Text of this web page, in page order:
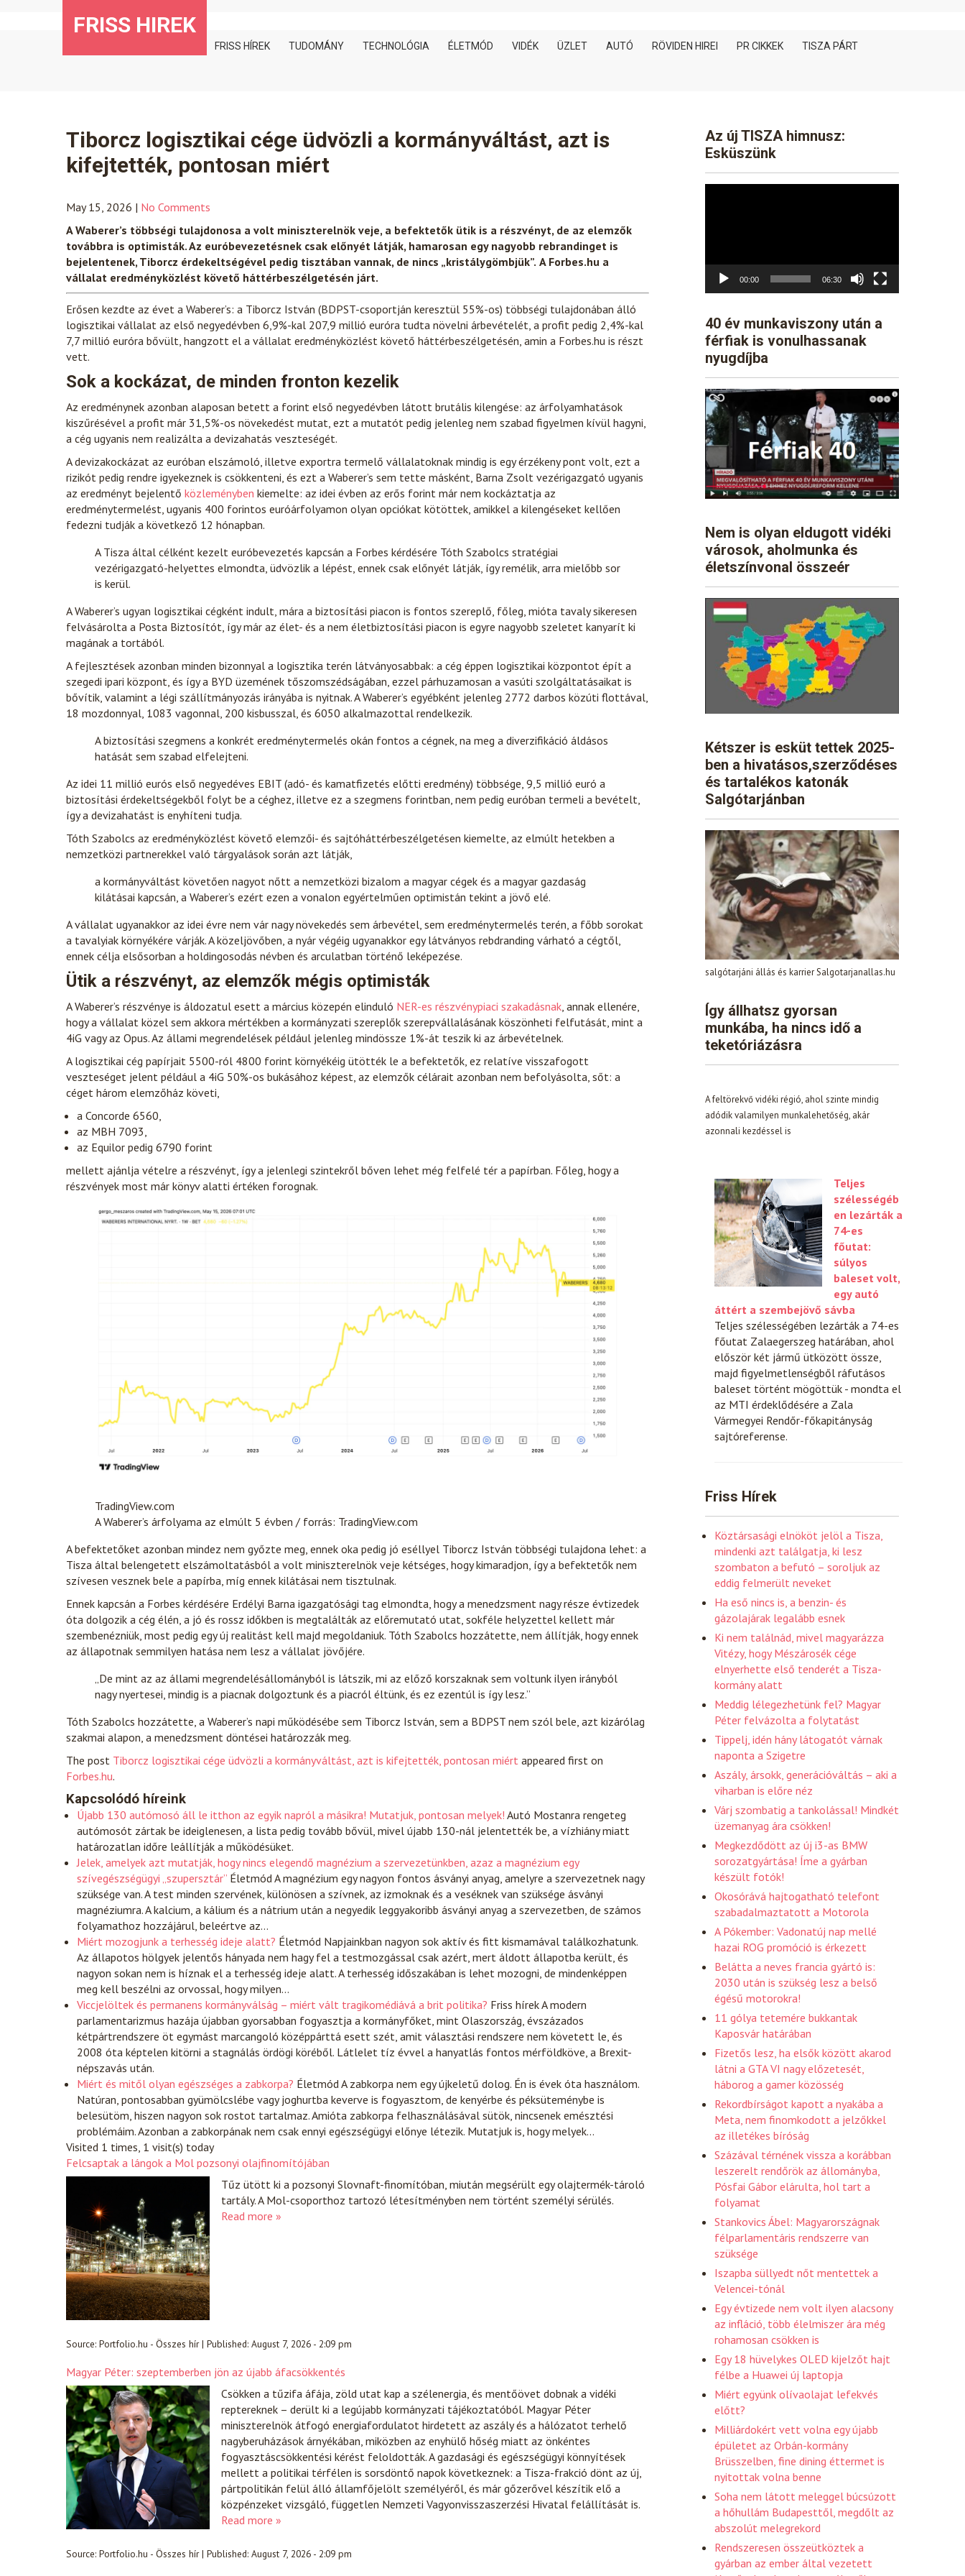
FRISS HIREK
FRISS HÍREK TUDOMÁNY TECHNOLÓGIA ÉLETMÓD VIDÉK ÜZLET AUTÓ RÖVIDEN HIREI PR CIKKEK TISZA PÁRT
Tiborcz logisztikai cége üdvözli a kormányváltást, azt is
kifejtették, pontosan miért
May 15, 2026 | No Comments
A Waberer’s többségi tulajdonosa a volt miniszterelnök veje, a befektetők ütik is a részvényt, de az elemzők
továbbra is optimisták. Az euróbevezetésnek csak előnyét látják, hamarosan egy nagyobb rebrandinget is
bejelentenek, Tiborcz érdekeltségével pedig tisztában vannak, de nincs „kristálygömbjük”. A Forbes.hu a
vállalat eredményközlést követő háttérbeszélgetésén járt.
Erősen kezdte az évet a Waberer’s: a Tiborcz István (BDPST-csoportján keresztül 55%-os) többségi tulajdonában álló
logisztikai vállalat az első negyedévben 6,9%-kal 207,9 millió euróra tudta növelni árbevételét, a profit pedig 2,4%-kal
7,7 millió euróra bővült, hangzott el a vállalat eredményközlést követő háttérbeszélgetésén, amin a Forbes.hu is részt
vett.
Sok a kockázat, de minden fronton kezelik
Az eredménynek azonban alaposan betett a forint első negyedévben látott brutális kilengése: az árfolyamhatások
kiszűrésével a profit már 31,5%-os növekedést mutat, ezt a mutatót pedig jelenleg nem szabad figyelmen kívül hagyni,
a cég ugyanis nem realizálta a devizahatás veszteségét.
A devizakockázat az euróban elszámoló, illetve exportra termelő vállalatoknak mindig is egy érzékeny pont volt, ezt a
rizikót pedig rendre igyekeznek is csökkenteni, és ezt a Waberer’s sem tette másként, Barna Zsolt vezérigazgató ugyanis
az eredményt bejelentő közleményben kiemelte: az idei évben az erős forint már nem kockáztatja az
eredménytermelést, ugyanis 400 forintos euróárfolyamon olyan opciókat kötöttek, amikkel a kilengéseket kellően
fedezni tudják a következő 12 hónapban.
A Tisza által célként kezelt euróbevezetés kapcsán a Forbes kérdésére Tóth Szabolcs stratégiai
vezérigazgató-helyettes elmondta, üdvözlik a lépést, ennek csak előnyét látják, így remélik, arra mielőbb sor
is kerül.
A Waberer’s ugyan logisztikai cégként indult, mára a biztosítási piacon is fontos szereplő, főleg, mióta tavaly sikeresen
felvásárolta a Posta Biztosítót, így már az élet- és a nem életbiztosítási piacon is egyre nagyobb szeletet kanyarít ki
magának a tortából.
A fejlesztések azonban minden bizonnyal a logisztika terén látványosabbak: a cég éppen logisztikai központot épít a
szegedi ipari központ, és így a BYD üzemének tőszomszédságában, ezzel párhuzamosan a vasúti szolgáltatásaikat is
bővítik, valamint a légi szállítmányozás irányába is nyitnak. A Waberer’s egyébként jelenleg 2772 darbos közúti flottával,
18 mozdonnyal, 1083 vagonnal, 200 kisbusszal, és 6050 alkalmazottal rendelkezik.
A biztosítási szegmens a konkrét eredménytermelés okán fontos a cégnek, na meg a diverzifikáció áldásos
hatását sem szabad elfelejteni.
Az idei 11 millió eurós első negyedéves EBIT (adó- és kamatfizetés előtti eredmény) többsége, 9,5 millió euró a
biztosítási érdekeltségekből folyt be a céghez, illetve ez a szegmens forintban, nem pedig euróban termeli a bevételt,
így a devizahatást is enyhíteni tudja.
Tóth Szabolcs az eredményközlést követő elemzői- és sajtóháttérbeszélgetésen kiemelte, az elmúlt hetekben a
nemzetközi partnerekkel való tárgyalások során azt látják,
a kormányváltást követően nagyot nőtt a nemzetközi bizalom a magyar cégek és a magyar gazdaság
kilátásai kapcsán, a Waberer’s ezért ezen a vonalon egyértelműen optimistán tekint a jövő elé.
A vállalat ugyanakkor az idei évre nem vár nagy növekedés sem árbevétel, sem eredménytermelés terén, a főbb sorokat
a tavalyiak környékére várják. A közeljövőben, a nyár végéig ugyanakkor egy látványos rebdranding várható a cégtől,
ennek célja elsősorban a holdingosodás névben és arculatban történő leképezése.
Ütik a részvényt, az elemzők mégis optimisták
A Waberer’s részvénye is áldozatul esett a március közepén elinduló NER-es részvénypiaci szakadásnak, annak ellenére,
hogy a vállalat közel sem akkora mértékben a kormányzati szereplők szerepvállalásának köszönheti felfutását, mint a
4iG vagy az Opus. Az állami megrendelések például jelenleg mindössze 1%-át teszik ki az árbevételnek.
A logisztikai cég papírjait 5500-ról 4800 forint környékéig ütötték le a befektetők, ez relatíve visszafogott
veszteséget jelent például a 4iG 50%-os bukásához képest, az elemzők célárait azonban nem befolyásolta, sőt: a
céget három elemzőház követi,
a Concorde 6560,
az MBH 7093,
az Equilor pedig 6790 forint
mellett ajánlja vételre a részvényt, így a jelenlegi szintekről bőven lehet még felfelé tér a papírban. Főleg, hogy a
részvények most már könyv alatti értéken forognak.
TradingView.com
A Waberer’s árfolyama az elmúlt 5 évben / forrás: TradingView.com
A befektetőket azonban mindez nem győzte meg, ennek oka pedig jó eséllyel Tiborcz István többségi tulajdona lehet: a
Tisza által belengetett elszámoltatásból a volt miniszterelnök veje kétséges, hogy kimaradjon, így a befektetők nem
szívesen vesznek bele a papírba, míg ennek kilátásai nem tisztulnak.
Ennek kapcsán a Forbes kérdésére Erdélyi Barna igazgatósági tag elmondta, hogy a menedzsment nagy része évtizedek
óta dolgozik a cég élén, a jó és rossz időkben is megtalálták az előremutató utat, sokféle helyzettel kellett már
szembenézniük, most pedig egy új realitást kell majd megoldaniuk. Tóth Szabolcs hozzátette, nem állítják, hogy ennek
az állapotnak semmilyen hatása nem lesz a vállalat jövőjére.
„De mint az az állami megrendelésállományból is látszik, mi az előző korszaknak sem voltunk ilyen irányból
nagy nyertesei, mindig is a piacnak dolgoztunk és a piacról éltünk, és ez ezentúl is így lesz.”
Tóth Szabolcs hozzátette, a Waberer’s napi működésébe sem Tiborcz István, sem a BDPST nem szól bele, azt kizárólag
szakmai alapon, a menedzsment döntései határozzák meg.
The post Tiborcz logisztikai cége üdvözli a kormányváltást, azt is kifejtették, pontosan miért appeared first on
Forbes.hu.
Kapcsolódó híreink
Újabb 130 autómosó áll le itthon az egyik napról a másikra! Mutatjuk, pontosan melyek! Autó Mostanra rengeteg
autómosót zártak be ideiglenesen, a lista pedig tovább bővül, mivel újabb 130-nál jelentették be, a vízhiány miatt
határozatlan időre leállítják a működésüket.
Jelek, amelyek azt mutatják, hogy nincs elegendő magnézium a szervezetünkben, azaz a magnézium egy
szívegészségügyi „szupersztár” Életmód A magnézium egy nagyon fontos ásványi anyag, amelyre a szervezetnek nagy
szüksége van. A test minden szervének, különösen a szívnek, az izmoknak és a veséknek van szüksége ásványi
magnéziumra. A kalcium, a kálium és a nátrium után a negyedik leggyakoribb ásványi anyag a szervezetben, de számos
folyamathoz hozzájárul, beleértve az…
Miért mozogjunk a terhesség ideje alatt? Életmód Napjainkban nagyon sok aktív és fitt kismamával találkozhatunk.
Az állapotos hölgyek jelentős hányada nem hagy fel a testmozgással csak azért, mert áldott állapotba került, és
nagyon sokan nem is híznak el a terhesség ideje alatt. A terhesség időszakában is lehet mozogni, de mindenképpen
meg kell beszélni az orvossal, hogy milyen…
Viccjelöltek és permanens kormányválság – miért vált tragikomédiává a brit politika? Friss hírekA modern
parlamentarizmus hazája újabban gyorsabban fogyasztja a kormányfőket, mint Olaszország, évszázados
kétpártrendszere öt egymást marcangoló középpárttá esett szét, amit választási rendszere nem követett le, és
2008 óta képtelen kitörni a stagnálás ördögi köréből. Látlelet tíz évvel a hanyatlás fontos mérföldköve, a Brexit-
népszavás után.
Miért és mitől olyan egészséges a zabkorpa? Életmód A zabkorpa nem egy újkeletű dolog. Én is évek óta használom.
Natúran, pontosabban gyümölcslébe vagy joghurtba keverve is fogyasztom, de kenyérbe és péksüteménybe is
belesütöm, hiszen nagyon sok rostot tartalmaz. Amióta zabkorpa felhasználásával sütök, nincsenek emésztési
problémáim. Azonban a zabkorpának nem csak ennyi egészségügyi előnye létezik. Mutatjuk is, hogy melyek…
Visited 1 times, 1 visit(s) today
Felcsaptak a lángok a Mol pozsonyi olajfinomítójában
Tűz ütött ki a pozsonyi Slovnaft-finomítóban, miután megsérült egy olajtermék-tároló
tartály. A Mol-csoporthoz tartozó létesítményben nem történt személyi sérülés.
Read more »
Source: Portfolio.hu - Összes hír| Published: August 7, 2026 - 2:09 pm
Magyar Péter: szeptemberben jön az újabb áfacsökkentés
Csökken a tűzifa áfája, zöld utat kap a szélenergia, és mentőövet dobnak a vidéki
reptereknek – derült ki a legújabb kormányzati tájékoztatóból. Magyar Péter
miniszterelnök átfogó energiafordulatot hirdetett az aszály és a hálózatot terhelő
nagyberuházások árnyékában, miközben az enyhülő hőség miatt az önkéntes
fogyasztáscsökkentési kérést feloldották. A gazdasági és egészségügyi könnyítések
mellett a politikai térfélen is sorsdöntő napok következnek: a Tisza-frakció dönt az új,
pártpolitikán felül álló államfőjelölt személyéről, és már gőzerővel készítik elő a
közpénzeket vizsgáló, független Nemzeti Vagyonvisszaszerzési Hivatal felállítását is.
Read more »
Source: Portfolio.hu - Összes hír| Published: August 7, 2026 - 2:09 pm
Az új TISZA himnusz:
Esküszünk
00:00 06:30
40 év munkaviszony után a
férfiak is vonulhassanak
nyugdíjba
Nem is olyan eldugott vidéki
városok, aholmunka és
életszínvonal összeér
Kétszer is esküt tettek 2025-
ben a hivatásos,szerződéses
és tartalékos katonák
Salgótarjánban
salgótarjáni állás és karrier Salgotarjanallas.hu
Így állhatsz gyorsan
munkába, ha nincs idő a
teketóriázásra
A feltörekvő vidéki régió, ahol szinte mindig
adódik valamilyen munkalehetőség, akár
azonnali kezdéssel is
Teljes
szélességéb
en lezárták a
74-es
főutat:
súlyos
baleset volt,
egy autó
áttért a szembejövő sávba
Teljes szélességében lezárták a 74-es
főutat Zalaegerszeg határában, ahol
először két jármű ütközött össze,
majd figyelmetlenségből ráfutásos
baleset történt mögöttük - mondta el
az MTI érdeklődésére a Zala
Vármegyei Rendőr-főkapitányság
sajtóreferense.
Friss Hírek
Köztársasági elnököt jelöl a Tisza,
mindenki azt találgatja, ki lesz
szombaton a befutó – soroljuk az
eddig felmerült neveket
Ha eső nincs is, a benzin- és
gázolajárak legalább esnek
Ki nem találnád, mivel magyarázza
Vitézy, hogy Mészárosék cége
elnyerhette első tenderét a Tisza-
kormány alatt
Meddig lélegezhetünk fel? Magyar
Péter felvázolta a folytatást
Tippelj, idén hány látogatót várnak
naponta a Szigetre
Aszály, ársokk, generációváltás – aki a
viharban is előre néz
Várj szombatig a tankolással! Mindkét
üzemanyag ára csökken!
Megkezdődött az új i3-as BMW
sorozatgyártása! Íme a gyárban
készült fotók!
Okosórává hajtogatható telefont
szabadalmaztatott a Motorola
A Pókember: Vadonatúj nap mellé
hazai ROG promóció is érkezett
Belátta a neves francia gyártó is:
2030 után is szükség lesz a belső
égésű motorokra!
11 gólya tetemére bukkantak
Kaposvár határában
Fizetős lesz, ha elsők között akarod
látni a GTA VI nagy előzetesét,
háborog a gamer közösség
Rekordbírságot kapott a nyakába a
Meta, nem finomkodott a jelzőkkel
az illetékes bíróság
Százával térnének vissza a korábban
leszerelt rendőrök az állományba,
Pósfai Gábor elárulta, hol tart a
folyamat
Stankovics Ábel: Magyarországnak
félparlamentáris rendszerre van
szüksége
Iszapba süllyedt nőt mentettek a
Velencei-tónál
Egy évtizede nem volt ilyen alacsony
az infláció, több élelmiszer ára még
rohamosan csökken is
Egy 18 hüvelykes OLED kijelzőt hajt
félbe a Huawei új laptopja
Miért együnk olívaolajat lefekvés
előtt?
Milliárdokért vett volna egy újabb
épületet az Orbán-kormány
Brüsszelben, fine dining éttermet is
nyitottak volna benne
Soha nem látott meleggel búcsúzott
a hőhullám Budapesttől, megdőlt az
abszolút melegrekord
Rendszeresen összeütköztek a
gyárban az ember által vezetett